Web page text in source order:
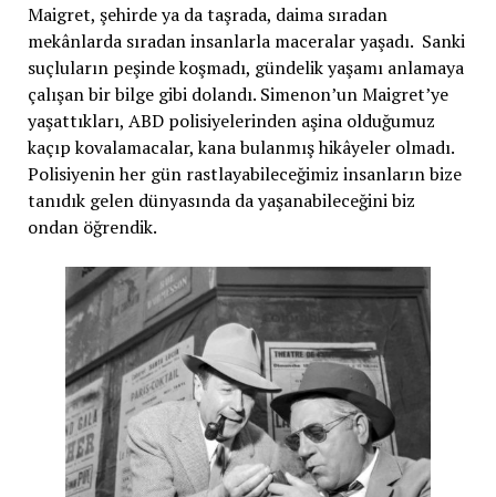
Maigret, şehirde ya da taşrada, daima sıradan
mekânlarda sıradan insanlarla maceralar yaşadı. Sanki
suçluların peşinde koşmadı, gündelik yaşamı anlamaya
çalışan bir bilge gibi dolandı. Simenon’un Maigret’ye
yaşattıkları, ABD polisiyelerinden aşina olduğumuz
kaçıp kovalamacalar, kana bulanmış hikâyeler olmadı.
Polisiyenin her gün rastlayabileceğimiz insanların bize
tanıdık gelen dünyasında da yaşanabileceğini biz
ondan öğrendik.